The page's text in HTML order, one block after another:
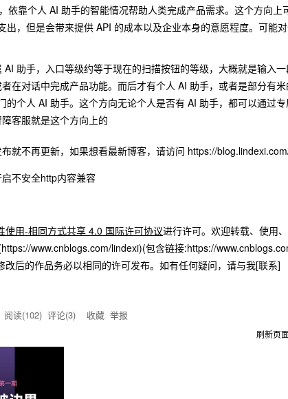
依靠个人 AI 助手的智能情况帮助人类完成产品需求。这个方向上
出，但是会带来提供 API 的成本以及企业本身的意愿程度。可能
助手，入口等级约等于现在的扫描按钮的等级，大概就是输入
在对话中完成产品功能。而后才有个人 AI 助手，或者是部分有
的个人 AI 助手。这个方向无论个人是否有 AI 助手，都可以通过
客服就是这个方向上的
就不再更新，如果想看最新博客，请访问 https://
不安全http内容兼容
使用-相同方式共享 4.0 国际许可协议进行许可。欢迎转载、使用
www.cnblogs.com/lindexi)(包含链接:https://
后的作品务必以相同的许可发布。如有任何疑问，请与我[联系]
阅读(102) 评论(3) 收藏 举报
刷新页